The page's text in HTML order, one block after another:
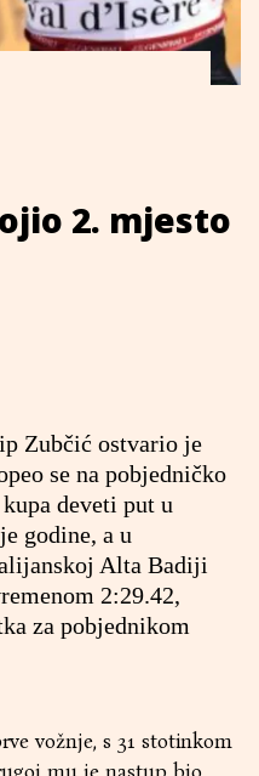
2. mjesto
Zubčić ostvario je
se na pobjedničko
deveti put u
godine, a u
Alta Badiji
2:29.42,
za pobjednikom
vožnje, s 31 stotinkom